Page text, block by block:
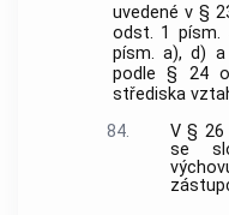
uvedené v §
odst. 1
písm. a), d)
podle § 24
střediska
84.
V §
se